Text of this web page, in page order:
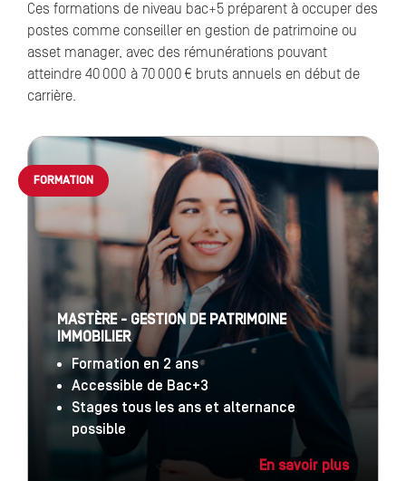
Ces formations de niveau bac+5 préparent à occuper des
postes comme conseiller en gestion de patrimoine ou
asset manager, avec des rémunérations pouvant
atteindre 40 000 à 70 000 € bruts annuels en début de
carrière.
MASTÈRE - GESTION DE PATRIMOINE
IMMOBILIER
Formation en 2 ans
Accessible de Bac+3
Stages tous les ans et alternance
possible
En savoir plus
FORMATION